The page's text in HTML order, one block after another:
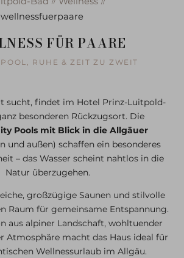
wellnessfuerpaare
FÜR PAARE
RUHE & ZEIT ZU ZWEIT
sucht, findet im Hotel Prinz-Luitpold-
besonderen Rückzugsort. Die
Pools mit Blick in die Allgäuer
und außen) schaffen ein besonderes
– das Wasser scheint nahtlos in die
Natur überzugehen.
großzügige Saunen und stilvolle
Raum für gemeinsame Entspannung.
aus alpiner Landschaft, wohltuender
Atmosphäre macht das Haus ideal für
Wellnessurlaub im Allgäu.